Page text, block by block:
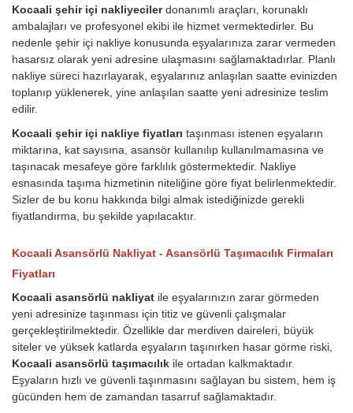
Kocaali şehir içi nakliyecilerdonanımlı araçları, korunaklı
ambalajları ve profesyonel ekibi ile hizmet vermektedirler. Bu
nedenle şehir içi nakliye konusunda eşyalarınıza zarar vermeden
hasarsız olarak yeni adresine ulaşmasını sağlamaktadırlar. Planlı
nakliye süreci hazırlayarak, eşyalarınız anlaşılan saatte evinizden
toplanıp yüklenerek, yine anlaşılan saatte yeni adresinize teslim
edilir.
Kocaali şehir içi nakliye fiyatları taşınması istenen eşyaların
miktarına, kat sayısına, asansör kullanılıp kullanılmamasına ve
taşınacak mesafeye göre farklılık göstermektedir. Nakliye
esnasında taşıma hizmetinin niteliğine göre fiyat belirlenmektedir.
Sizler de bu konu hakkında bilgi almak istediğinizde gerekli
fiyatlandırma, bu şekilde yapılacaktır.
Kocaali Asansörlü Nakliyat - Asansörlü Taşımacılık Firmaları
Fiyatları
Kocaali asansörlü nakliyat ile eşyalarınızın zarar görmeden
yeni adresinize taşınması için titiz ve güvenli çalışmalar
gerçekleştirilmektedir. Özellikle dar merdiven daireleri, büyük
siteler ve yüksek katlarda eşyaların taşınırken hasar görme riski,
Kocaali asansörlü taşımacılık ile ortadan kalkmaktadır.
Eşyaların hızlı ve güvenli taşınmasını sağlayan bu sistem, hem iş
gücünden hem de zamandan tasarruf sağlamaktadır.